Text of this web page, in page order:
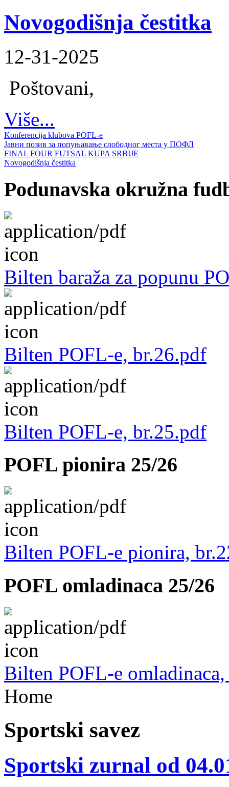
Novogodišnja čestitka
12-31-2025
Poštovani,
Više...
Konferencija klubova POFL-e
Јавни позив за попуњавање слободног места у ПОФЛ
FINAL FOUR FUTSAL KUPA SRBIJE
Novogodišnja čestitka
Podunavska okružna
Bilten baraža za popunu
Bilten POFL-e, br.26.pdf
Bilten POFL-e, br.25.pdf
POFL pionira 25/26
Bilten POFL-e pionira,
POFL omladinaca 25/26
Bilten POFL-e
Home
Sportski savez
Sportski zurnal od